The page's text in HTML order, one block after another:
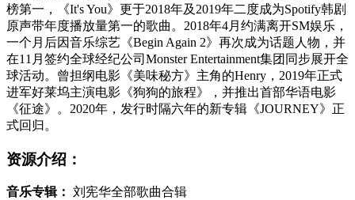
榜第一，《It's You》更于2018年及2019年二度成为Spotify韩剧
原声带年度播放量第一的歌曲。2018年4月约满离开SM娱乐，
一个月后因音乐综艺《Begin Again 2》再次成为话题人物，并
在11月签约全球经纪公司Monster Entertainment集团同步展开全
球活动。曾担纲电影《美味秘方》主角的Henry，2019年正式
进军好莱坞主演电影《狗狗的旅程》，并推出首部华语电影
《征途》。2020年，发行时隔六年的新专辑《JOURNEY》正
式回归。
资源介绍：
音乐专辑： 刘宪华全部歌曲合辑